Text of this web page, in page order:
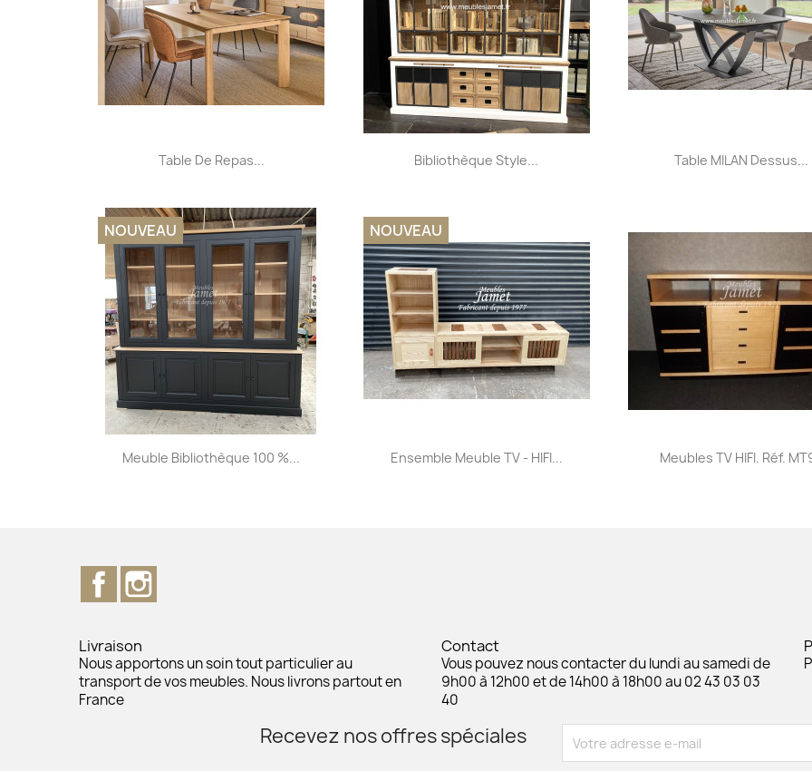
Aperçu rapide
Table De Repas... Aperçu rapide
Bibliothèque Style... Aperçu rapide
Table MILAN Dessus...
 Aperçu rapide
Meuble Bibliothèque 100 %...
NOUVEAU
Aperçu rapide
Ensemble Meuble TV - HIFI...
NOUVEAU
Aperçu rapide
Meubles TV HIFI. Réf.
Facebook
Livraison
Nous apportons un soin tout particulier au
transport de vos meubles. Nous livrons partout en
France
Contact
Vous pouvez nous contacter du lundi au samedi de
9h00 à 12h00 et de 14h00 à 18h00 au 02 43 03 03
40
Recevez nos offres spéciales